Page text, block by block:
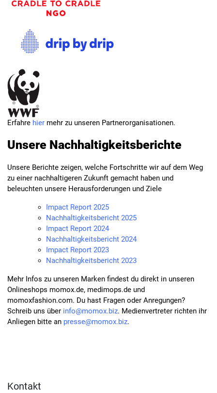
Erfahre hier mehr zu unseren Partnerorganisationen.
Unsere Nachhaltigkeitsberichte
Unsere Berichte zeigen, welche Fortschritte wir auf dem Weg
zu einer nachhaltigeren Zukunft gemacht haben und
beleuchten unsere Herausforderungen und Ziele
Impact Report 2025
Nachhaltigkeitsbericht 2025
Impact Report 2024
Nachhaltigkeitsbericht 2024
Impact Report 2023
Nachhaltigkeitsbericht 2023
Mehr Infos zu unseren Marken findest du direkt in unseren
Onlineshops momox.de, medimops.de und
momoxfashion.com. Du hast Fragen oder Anregungen?
Schreib uns über info@momox.biz. Medienvertreter richten ihr
Anliegen bitte an presse@momox.biz.
Kontakt